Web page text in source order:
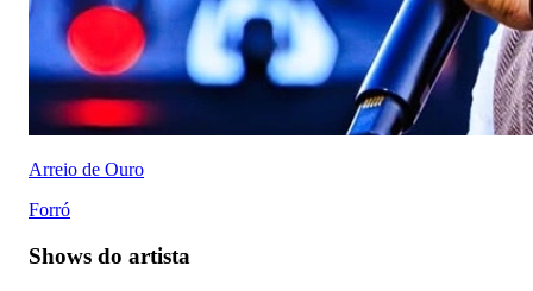
Arreio de Ouro
Forró
Shows do artista